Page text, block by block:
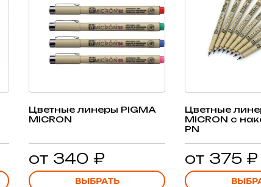
Цветные линеры PIGMA
MICRON
от 340 ₽
ВЫБРАТЬ
Цветные
MICRON с
PN
от 375 ₽